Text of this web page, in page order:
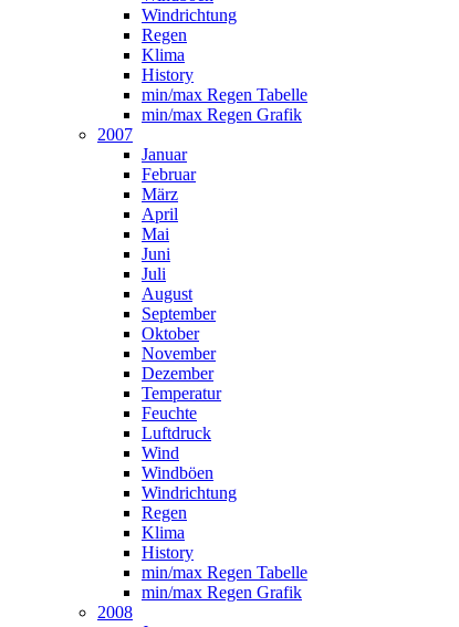
Windrichtung
Regen
Klima
History
min/max Regen Tabelle
min/max Regen Grafik
2007
Januar
Februar
März
April
Mai
Juni
Juli
August
September
Oktober
November
Dezember
Temperatur
Feuchte
Luftdruck
Wind
Windböen
Windrichtung
Regen
Klima
History
min/max Regen Tabelle
min/max Regen Grafik
2008